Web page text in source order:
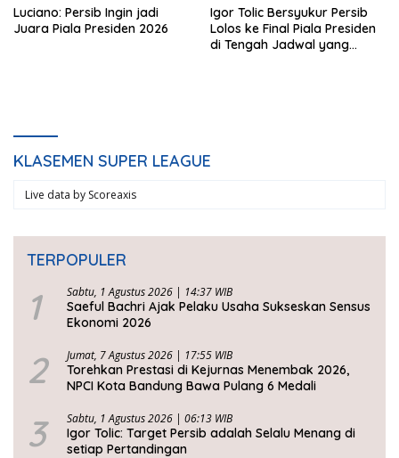
Luciano: Persib Ingin jadi
Juara Piala Presiden 2026
Igor Tolic Bersyukur Persib
Lolos ke Final Piala Presiden
di Tengah Jadwal yang
KLASEMEN SUPER LEAGUE
Live data by Scoreaxis
TERPOPULER
1 Sabtu, 1 Agustus 2026 | 14:37 WIB
Saeful Bachri Ajak Pelaku Usaha Sukseskan Sensus
Ekonomi 2026
2 Jumat, 7 Agustus 2026 | 17:55 WIB
Torehkan Prestasi di Kejurnas Menembak 2026,
NPCI Kota Bandung Bawa Pulang 6 Medali
3 Sabtu, 1 Agustus 2026 | 06:13 WIB
Igor Tolic: Target Persib adalah Selalu Menang di
setiap Pertandingan